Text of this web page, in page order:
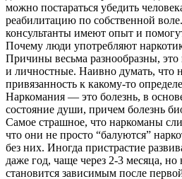
можно постараться убедить
реабилитацию по собственной
консультанты имеют опыт и
Почему люди употребляют
Причины весьма разнообразны, это
и личностные. Наивно думать, что
привязанность к какому-то
Наркомания — это болезнь, в
состояние души, причем болезнь
Самое страшное, что наркоманы
что они не просто “балуются”
без них. Иногда пристрастие
даже год, чаще через 2-3 месяца, но
становится зависимым после